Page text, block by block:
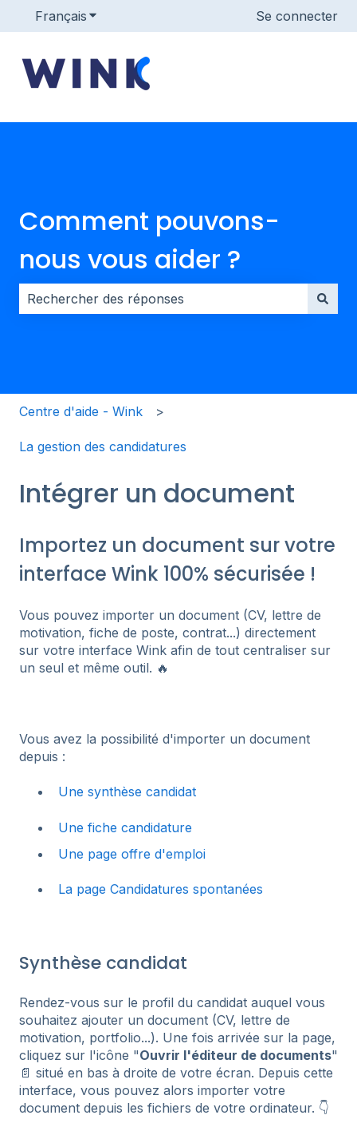
Français Afficher le sous-menu pour les traductions
Se connecter
Comment pouvons-
nous vous aider ?
Centre d'aide - Wink
La gestion des candidatures
Intégrer un document
Importez un document sur votre
interface Wink 100% sécurisée !
Vous pouvez importer un document (CV, lettre de
motivation, fiche de poste, contrat...) directement
sur votre interface Wink afin de tout centraliser sur
un seul et même outil. 🔥
Vous avez la possibilité d'importer un document
depuis :
Une synthèse candidat
Une fiche candidature
Une page offre d'emploi
La page Candidatures spontanées
Synthèse candidat
Rendez-vous sur le profil du candidat auquel vous
souhaitez ajouter un document (CV, lettre de
motivation, portfolio...). Une fois arrivée sur la page,
cliquez sur l'icône "Ouvrir l'éditeur de documents"
📄 situé en bas à droite de votre écran. Depuis cette
interface, vous pouvez alors importer votre
document depuis les fichiers de votre ordinateur. 👇